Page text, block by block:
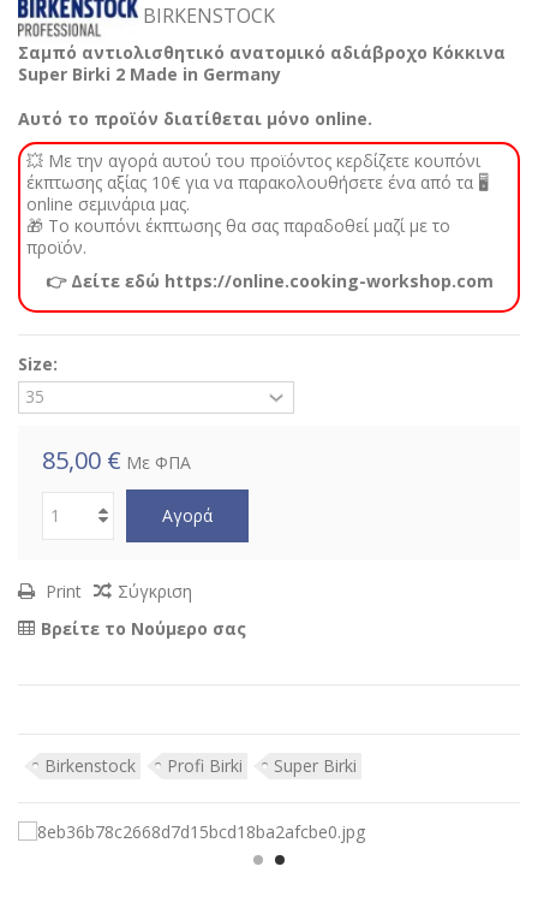
BIRKENSTOCK
Σαμπό αντιολισθητικό ανατομικό αδιάβροχο Κόκκινα
Super Birki 2 Made in Germany
Αυτό το προϊόν διατίθεται μόνο online.
💥 Με την αγορά αυτού του προϊόντος κερδίζετε κουπόνι
έκπτωσης αξίας 10€ για να παρακολουθήσετε ένα από τα 🖥️
online σεμινάρια μας.
🎁 Το κουπόνι έκπτωσης θα σας παραδοθεί μαζί με το
προϊόν.
👉 Δείτε εδώ https://online.cooking-workshop.com
Size:
85,00 € Με ΦΠΑ
Αγορά
Print
Σύγκριση
Βρείτε το Νούμερο σας
Birkenstock Profi Birki Super Birki